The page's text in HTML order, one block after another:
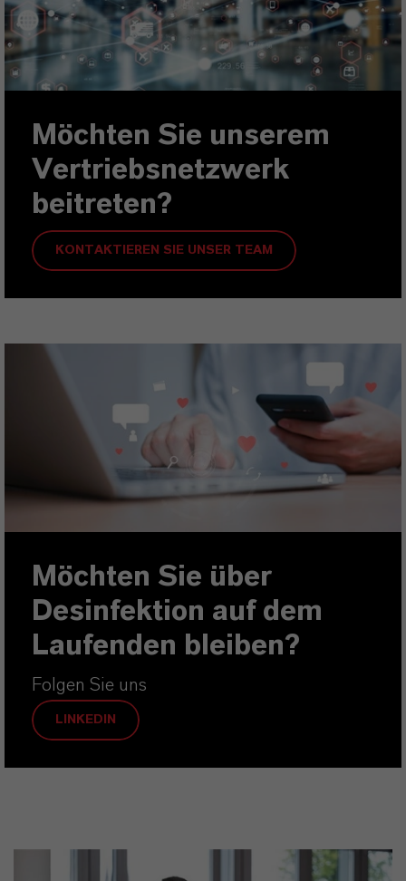
Möchten Sie unserem
Vertriebsnetzwerk
beitreten?
KONTAKTIEREN SIE UNSER TEAM
Möchten Sie über
Desinfektion auf dem
Laufenden bleiben?
Folgen Sie uns
LINKEDIN